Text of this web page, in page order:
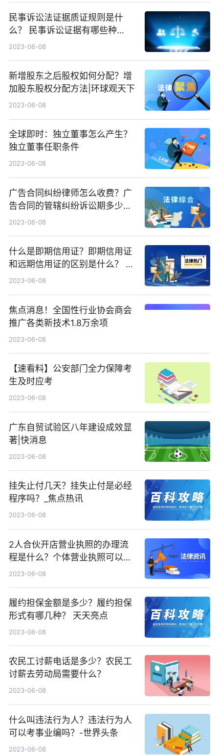
民事诉讼法证据质证规则是什
么？ 民事诉讼证据有哪些种
类？|天天微资讯
2023-06-08
新增股东之后股权如何分配？增
加股东股权分配方法|环球观天下
2023-06-08
全球即时：独立董事怎么产生？
独立董事任职条件
2023-06-08
广告合同纠纷律师怎么收费？广
告合同的管辖纠纷诉讼期多少
年？ 头条
2023-06-08
什么是即期信用证？即期信用证
和远期信用证的区别是什么？ 全
球聚看点
2023-06-08
焦点消息！全国性行业协会商会
推广各类新技术1.8万余项
2023-06-08
【速看料】公安部门全力保障考
生及时应考
2023-06-08
广东自贸试验区八年建设成效显
著|快消息
2023-06-08
挂失止付几天？挂失止付是必经
程序吗？_焦点热讯
2023-06-08
2人合伙开店营业执照的办理流
程是什么？个体营业执照可以不
注销吗？ 今日要闻
2023-06-08
履约担保金额是多少？履约担保
形式有哪几种？ 天天亮点
2023-06-08
农民工讨薪电话是多少？农民工
讨薪去劳动局需要什么？
2023-06-08
什么叫违法行为人？违法行为人
可以考事业编吗？-世界头条
2023-06-08